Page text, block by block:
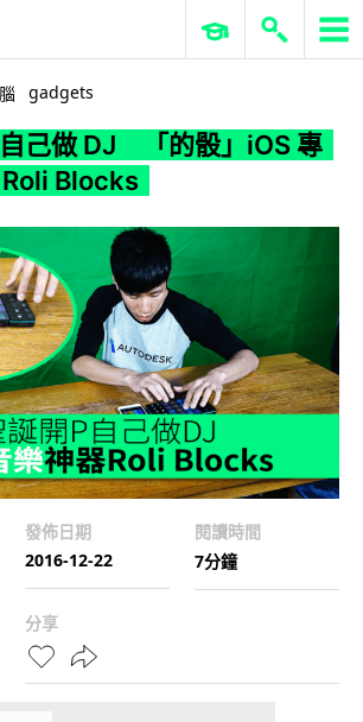
ERP 與商業 AI
gadgets
己做 DJ 「的骰」iOS 專
Blocks
發佈日期
2016-12-22
閱讀時間
7分鐘
分享